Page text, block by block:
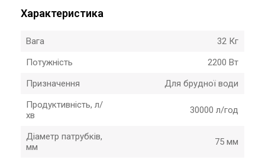
Характеристика
Вага
32 Кг
Потужність
2200 Вт
Призначення
Для брудної води
Продуктивність, л/
хв
30000 л/год
Діаметр патрубків,
мм
75 мм